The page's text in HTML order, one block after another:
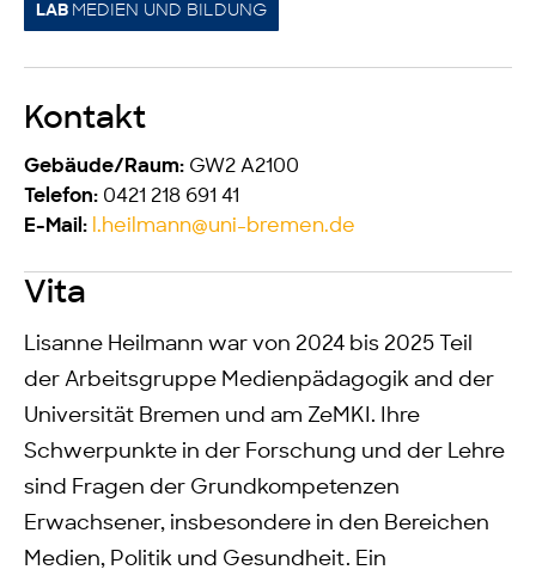
LAB MEDIEN UND BILDUNG
Kontakt
Gebäude/Raum: GW2 A2100
Telefon: 0421 218 691 41
E-Mail: l.heilmann@uni-bremen.de
Vita
Lisanne Heilmann war von 2024 bis 2025 Teil
der Arbeitsgruppe Medienpädagogik and der
Universität Bremen und am ZeMKI. Ihre
Schwerpunkte in der Forschung und der Lehre
sind Fragen der Grundkompetenzen
Erwachsener, insbesondere in den Bereichen
Medien, Politik und Gesundheit. Ein